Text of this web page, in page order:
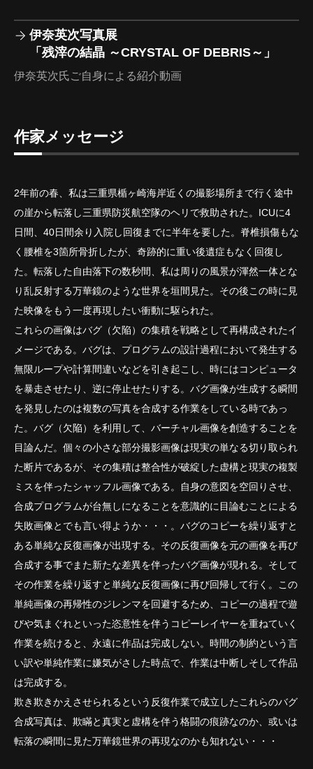
伊奈英次写真展
「残滓の結晶 ～CRYSTAL OF DEBRIS～」
伊奈英次氏ご自身による紹介動画
作家メッセージ
2年前の春、私は三重県楯ヶ崎海岸近くの撮影場所まで行く途中
の崖から転落し三重県防災航空隊のヘリで救助された。ICUに4
日間、40日間余り入院し回復までに半年を要した。脊椎損傷もな
く腰椎を3箇所骨折したが、奇跡的に重い後遺症もなく回復し
た。転落した自由落下の数秒間、私は周りの風景が渾然一体とな
り乱反射する万華鏡のような世界を垣間見た。その後この時に見
た映像をもう一度再現したい衝動に駆られた。
これらの画像はバグ（欠陥）の集積を戦略として再構成されたイ
メージである。バグは、プログラムの設計過程において発生する
無限ループや計算間違いなどを引き起こし、時にはコンピュータ
を暴走させたり、逆に停止せたりする。バグ画像が生成する瞬間
を発見したのは複数の写真を合成する作業をしている時であっ
た。バグ（欠陥）を利用して、バーチャル画像を創造することを
目論んだ。個々の小さな部分撮影画像は現実の単なる切り取られ
た断片であるが、その集積は整合性が破綻した虚構と現実の複製
ミスを伴ったシャッフル画像である。自身の意図を空回りさせ、
合成プログラムが台無しになることを意識的に目論むことによる
失敗画像とでも言い得ようか・・・。バグのコピーを繰り返すと
ある単純な反復画像が出現する。その反復画像を元の画像を再び
合成する事でまた新たな差異を伴ったバグ画像が現れる。そして
その作業を繰り返すと単純な反復画像に再び回帰して行く。この
単純画像の再帰性のジレンマを回避するため、コピーの過程で遊
びや気まぐれといった恣意性を伴うコピーレイヤーを重ねていく
作業を続けると、永遠に作品は完成しない。時間の制約という言
い訳や単純作業に嫌気がさした時点で、作業は中断しそして作品
は完成する。
欺き欺きかえさせられるという反復作業で成立したこれらのバグ
合成写真は、欺瞞と真実と虚構を伴う格闘の痕跡なのか、或いは
転落の瞬間に見た万華鏡世界の再現なのかも知れない・・・